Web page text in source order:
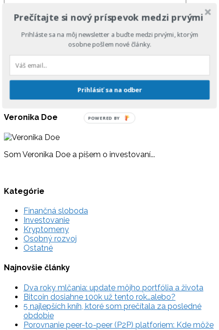
Veronika Doe
Som Veronika Doe a píšem o investovaní...
Kategórie
Finančná sloboda
Investovanie
Kryptomeny
Osobný rozvoj
Ostatné
Najnovšie články
Dva roky mlčania: update môjho portfólia a života
Bitcoin dosiahne 100k už tento rok…alebo?
5 najlepších kníh, ktoré som prečítala za posledné
obdobie
Porovnanie peer-to-peer (P2P) platforiem: Kde môže
Prečítajte si nový príspevok medzi prvými
Prihláste sa na môj newsletter a buďte medzi prvými, ktorým
osobne pošlem nové články.
Prihlásiť sa na odber
POWERED BY